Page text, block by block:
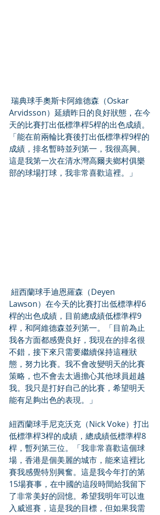
Arvidsson）延續昨日的良好狀態，在今
天的比賽打出低標準桿5桿的出色成績。
「能在前兩輪比賽後打出低標準桿9桿的
成績，排名暫時並列第一，我很高興。
這是我第一次在清水灣高爾夫鄉村俱樂
部的球場打球，我非常喜歡這裡。」
Lawson）在今天的比賽打出低標準桿6
桿的出色成績，目前總成績低標準桿9
桿，和阿維德森並列第一。「目前為止
我各方面都感覺良好，我現在的排名很
不錯，接下來只需要繼續保持這種狀
態，努力比賽。我不會改變明天的比賽
策略，也不會去太過擔心其他球員超越
我。我只是打好自己的比賽，希望明天
能有足夠出色的表現。」
紐西蘭球手尼克沃克（Nick Voke）打出
低標準桿3桿的成績，總成績低標準桿8
桿，暫列第三位。「我非常喜歡這個球
場，香港是個美麗的城市，能來這裡比
賽我感覺特別興奮。這是我今年打的第
15場賽事，在中國的這段時間給我留下
了非常美好的回憶。希望我明年可以進
入威巡賽，這是我的目標，但如果我需